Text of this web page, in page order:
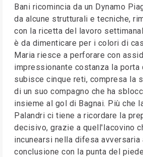
Bani ricomincia da un Dynamo
da alcune strutturali e tecniche,
con la ricetta del lavoro
è da dimenticare per i colori di
Maria riesce a perforare con
impressionante costanza la porta
subisce cinque reti, compresa la
di un suo compagno che ha
insieme al gol di Bagnai. Più che
Palandri ci tiene a ricordare la
decisivo, grazie a quell'Iacovino
incunearsi nella difesa avversaria
conclusione con la punta del